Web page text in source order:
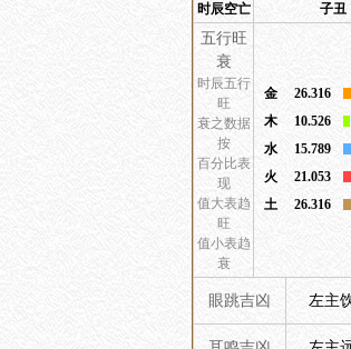
时辰空亡
子丑
五行旺
衰
时辰五行
旺
衰之数据
按
百分比表
现
值大表趋
旺
值小表趋
衰
金
26.316
木
10.526
水
15.789
火
21.053
土
26.316
眼跳吉凶 左主